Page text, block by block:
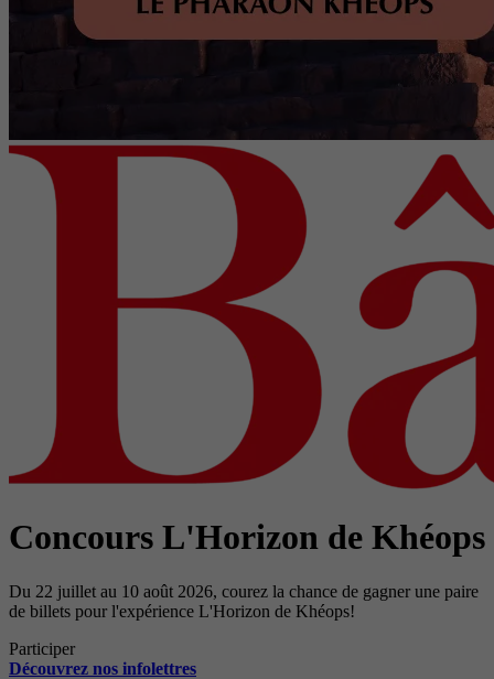
Concours L'Horizon de Khéops
Du 22 juillet au 10 août 2026, courez la chance de gagner une paire
de billets pour l'expérience L'Horizon de Khéops!
Participer
Découvrez nos infolettres